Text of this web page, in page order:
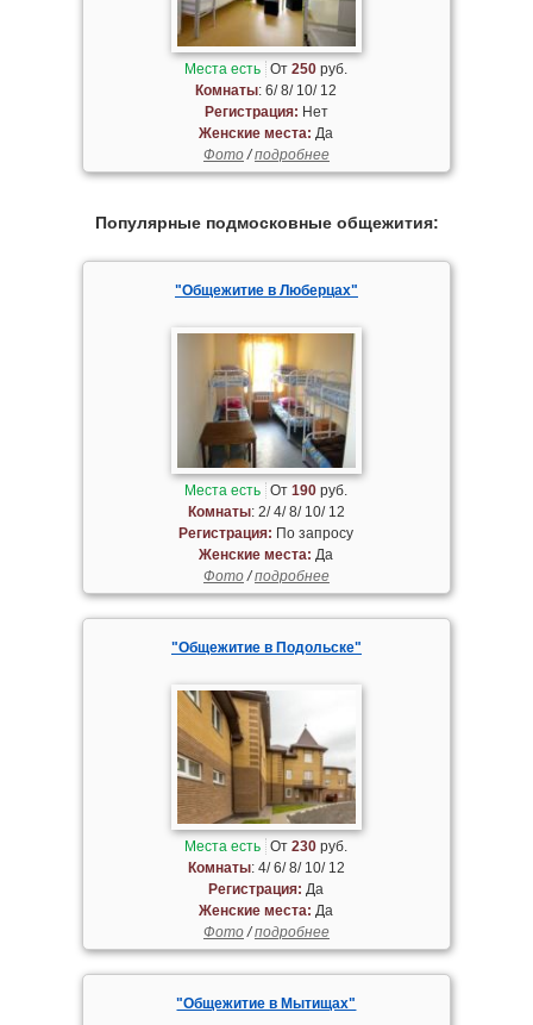
Места есть От250 руб.
Комнаты: 6/ 8/ 10/ 12
Регистрация: Нет
Женские места: Да
Фото/подробнее
Популярные подмосковные общежития:
"Общежитие в Люберцах"
Места есть От190 руб.
Комнаты: 2/ 4/ 8/ 10/ 12
Регистрация: По запросу
Женские места: Да
Фото/подробнее
"Общежитие в Подольске"
Места есть От230 руб.
Комнаты: 4/ 6/ 8/ 10/ 12
Регистрация: Да
Женские места: Да
Фото/подробнее
"Общежитие в Мытищах"